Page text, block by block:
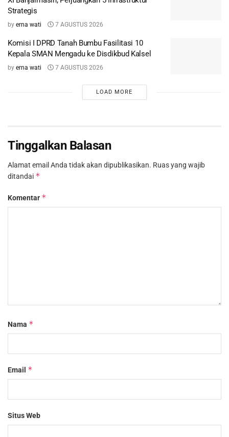
Strategis
by erna wati 7 AGUSTUS 2026
Komisi I DPRD Tanah Bumbu Fasilitasi 10
Kepala SMAN Mengadu ke Disdikbud Kalsel
by erna wati 7 AGUSTUS 2026
LOAD MORE
Tinggalkan Balasan
Alamat email Anda tidak akan dipublikasikan. Ruas yang wajib
ditandai *
Komentar *
Nama *
Email *
Situs Web